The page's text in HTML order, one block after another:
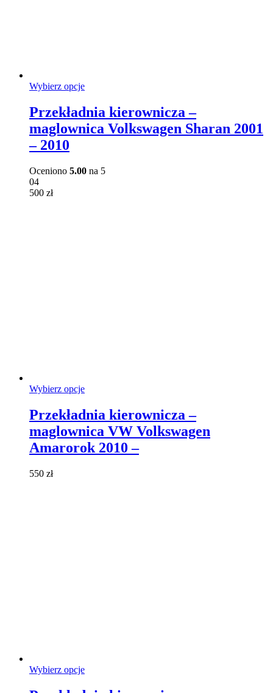
Wybierz opcjeTen
ma
wiele
wariantów.
na
Przekładnia kierownicza –
maglownica Volkswagen Sharan 2001
– 2010
Oceniono 5.00 na 5
04
500 zł
Wybierz opcjeTen
ma
wiele
wariantów.
Opcje
można
Przekładnia kierownicza –
maglownica VW Volkswagen
Amarorok 2010 –
550 zł
Wybierz opcjeTen
ma